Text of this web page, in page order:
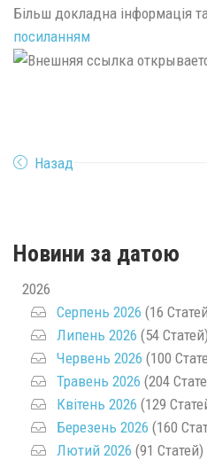
Більш докладна інформація
посиланням
Назад
Новини за датою
2026
Серпень 2026 (16
Липень 2026 (54 Статей)
Червень 2026 (100
Травень 2026 (204
Квітень 2026 (129
Березень 2026 (160
Лютий 2026 (91 Статей)